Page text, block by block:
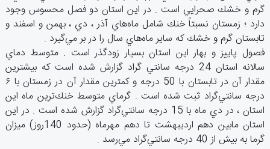
گرم‌ و خشك‌ صحرايي ‌است ‌. در اين‌ استان‌ دو فصل‌ محسوس‌ وجود
دارد ؛ زمستان‌ نسبتاً خنك‌ شامل‌ ماه‌هاي‌ آذر ، دي ‌، بهمن‌ و اسفند و
تابستان‌ گرم‌ و خشك‌ كه‌ ساير ماه‌هاي‌ سال‌ را در بر مي‌گيرد .
فصول‌ پاييز و بهار اين‌ استان‌ بسيار زودگذر است ‌. متوسط‌ دماي‌
سالانه‌ استان‌ 24 درجه‌ سانتي‌ گراد گزارش‌ شده‌ است‌ كه‌ بيشترين‌
مقدار آن‌ در تابستان‌ با 50 درجه‌ و كمترين‌ مقدار آن‌ در زمستان‌ با ۶
درجه‌ سانتي‌گراد ثبت‌ شده‌ است ‌. گرماي‌ متوسط‌ خنك‌ترين‌ ماه‌ اين‌
استان ‌، در دي‌ ماه‌ با 15 درجه‌ سانتي‌گراد گزارش‌ شده‌ است ‌. در اين‌
استان‌ مابين‌ دهم‌ ارديبهشت‌ تا دهم‌ مهرماه‌ (حدود 140روز) ميزان‌
گرما به‌ بيش‌ از 40 درجه‌ سانتي‌گراد مي‌رسد .